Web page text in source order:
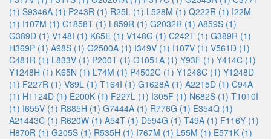
(1) S9346A (1) P243R (1) R25L (1) L528M (1) Q222R (1) I22M
(1) I107M (1) C1858T (1) L859R (1) G2032R (1) A859S (1)
G389D (1) V148I (1) K65E (1) V148G (1) C242T (1) G389R (1)
H369P (1) A98S (1) G2500A (1) I349V (1) I107V (1) V561D (1)
C481R (1) L833V (1) P200T (1) G1051A (1) Y93F (1) Y414C (1)
Y1248H (1) K65N (1) L74M (1) P4502C (1) Y1248C (1) Y1248D
(1) F227R (1) V89L (1) T164I (1) G1628A (1) A2215D (1) C94A
(1) H1124D (1) E200K (1) F227L (1) I305F (1) N682S (1) T1010I
(1) I655V (1) R885H (1) G7444A (1) R776G (1) E354Q (1)
A21443C (1) R620W (1) A54T (1) D594G (1) T49A (1) F116Y (1)
H870R (1) G205S (1) R535H (1) I767M (1) L55M (1) E571K (1)